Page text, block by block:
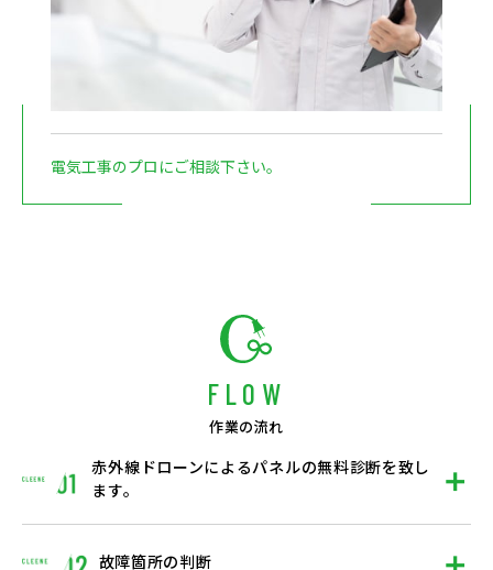
電気工事のプロにご相談下さい。
FLOW
作業の流れ
赤外線ドローンによるパネルの無料診断を致し
ます。
故障箇所の判断